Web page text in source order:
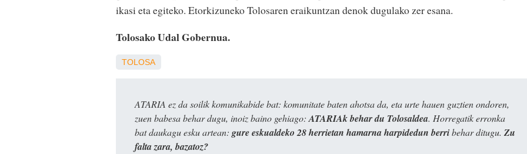
ikasi eta egiteko. Etorkizuneko Tolosaren eraikuntzan denok dugulako zer esana.
Tolosako Udal Gobernua.
TOLOSA
ATARIA ez da soilik komunikabide bat: komunitate baten ahotsa da, eta urte hauen guztien ondoren,
zuen babesa behar dugu, inoiz baino gehiago:ATARIAk behar du Tolosaldea. Horregatik erronka
bat daukagu esku artean: gure eskualdeko 28 herrietan hamarna harpidedun berribehar ditugu. Zu
falta zara, bazatoz?